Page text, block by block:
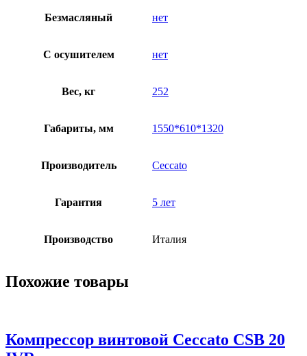
Безмасляный нет
C осушителем нет
Вес, кг 252
Габариты, мм 1550*610*1320
Производитель Ceccato
Гарантия 5 лет
Производство Италия
Похожие товары
Компрессор винтовой Ceccato CSB 20